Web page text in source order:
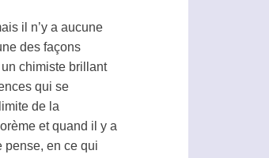
il n’y a aucune
des façons
chimiste brillant
qui se
de la
et quand il y a
pense, en ce qui